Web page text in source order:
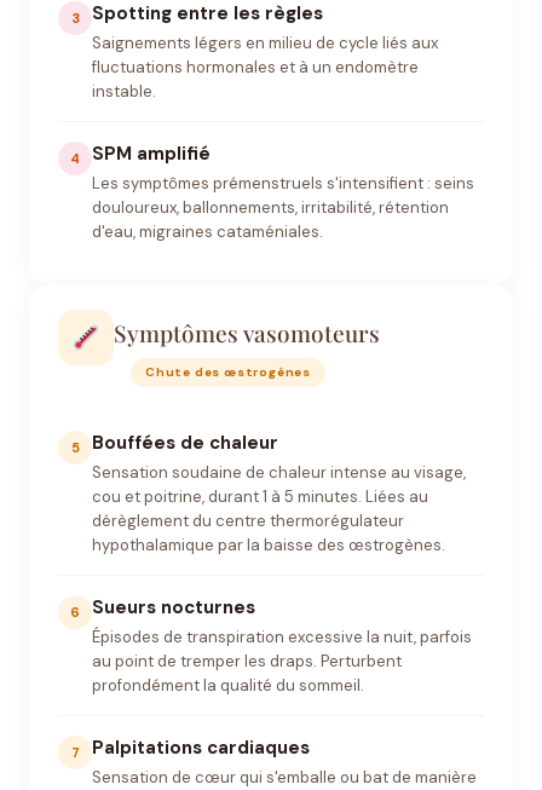
3 Spotting entre les règles
Saignements légers en milieu de cycle liés aux
fluctuations hormonales et à un endomètre
instable.
4 SPM amplifié
Les symptômes prémenstruels s'intensifient : seins
douloureux, ballonnements, irritabilité, rétention
d'eau, migraines cataméniales.
Symptômes vasomoteurs
Chute des œstrogènes
5 Bouffées de chaleur
Sensation soudaine de chaleur intense au visage,
cou et poitrine, durant 1 à 5 minutes. Liées au
dérèglement du centre thermorégulateur
hypothalamique par la baisse des œstrogènes.
6 Sueurs nocturnes
Épisodes de transpiration excessive la nuit, parfois
au point de tremper les draps. Perturbent
profondément la qualité du sommeil.
7 Palpitations cardiaques
Sensation de cœur qui s'emballe ou bat de manière